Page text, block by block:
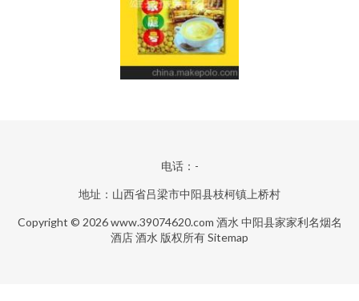
电话：-
地址：山西省吕梁市中阳县枝柯镇上桥村
Copyright © 2026www.39074620.com 酒水 中阳县家家利名烟名
酒店酒水 版权所有Sitemap